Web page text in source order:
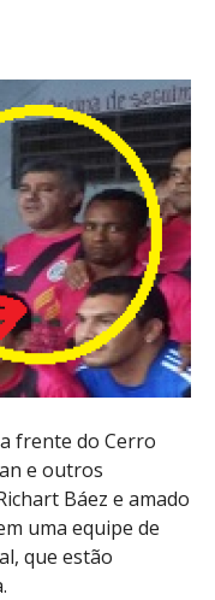
frente do Cerro
e outros
Báez e amado
uma equipe de
que estão